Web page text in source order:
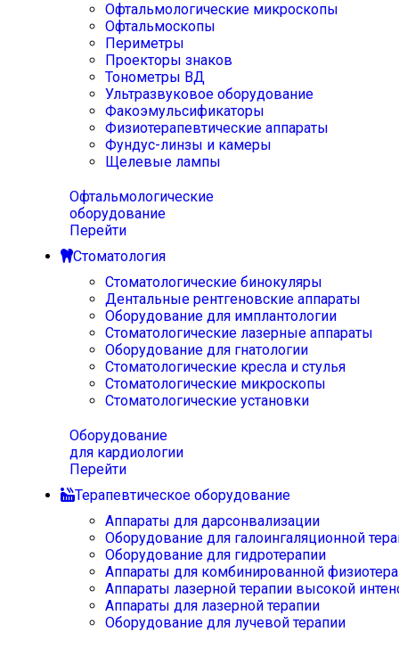
Офтальмологические микроскопы
Офтальмоскопы
Периметры
Проекторы знаков
Тонометры ВД
Ультразвуковое оборудование
Факоэмульсификаторы
Физиотерапевтические аппараты
Фундус-линзы и камеры
Щелевые лампы
Офтальмологические
оборудование
Перейти
Стоматология
Стоматологические бинокуляры
Дентальные рентгеновские аппараты
Оборудование для имплантологии
Стоматологические лазерные аппараты
Оборудование для гнатологии
Стоматологические кресла и стулья
Стоматологические микроскопы
Стоматологические установки
Оборудование
для кардиологии
Перейти
Терапевтическое оборудование
Аппараты для дарсонвализации
Оборудование для галоингаляционной
Оборудование для гидротерапии
Аппараты для комбинированной
Аппараты лазерной терапии высокой
Аппараты для лазерной терапии
Оборудование для лучевой терапии